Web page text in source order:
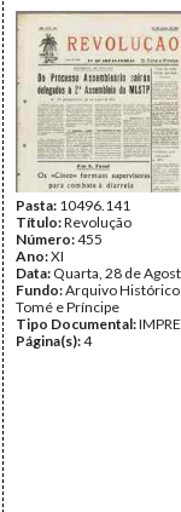
Pasta: 10496.141
Título:Revolução
Número:455
Ano:XI
Data: Quarta, 28 de
Fundo:Arquivo Histórico
Tomé e Príncipe
Tipo Documental:
Página(s):4